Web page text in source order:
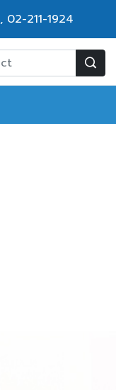
, 02-211-1924